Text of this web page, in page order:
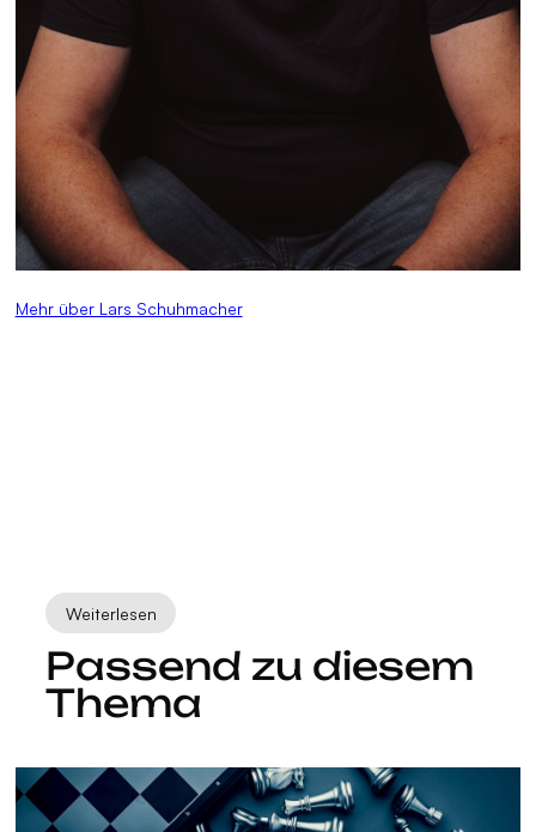
Mehr über Lars Schuhmacher
Weiterlesen
Passend zu diesem
Thema